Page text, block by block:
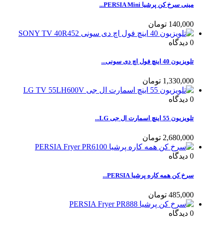
مینی سرخ کن پرشیا PERSIA Mini...
140,000 تومان
0 دیدگاه
تلویزیون 40 اینچ فول اچ دی سونی...
1,330,000 تومان
0 دیدگاه
تلویزیون 55 اینچ اسمارت ال جی LG...
2,680,000 تومان
0 دیدگاه
سرخ کن همه کاره پرشیا PERSIA...
485,000 تومان
0 دیدگاه